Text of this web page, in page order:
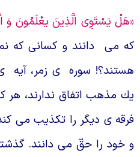
يَسْتَوِى الَّذِينَ يعْلَمُونَ وَ
مى دانند و كسانى كه
سوره ى زمر، آيه
مذهب اتفاق ندارند، هر
ى ديگر را تكذيب مى
خود را حقّ مى دانند.